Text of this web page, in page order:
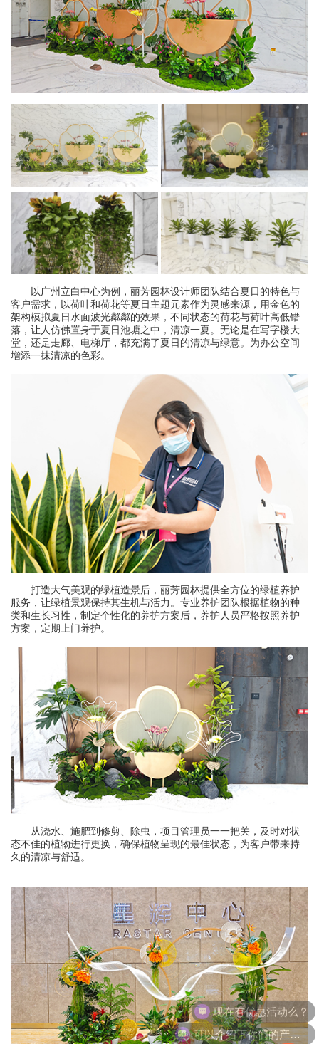
以广州立白中心为例，丽芳园林设计师团队结合夏日的特色与
客户需求，以荷叶和荷花等夏日主题元素作为灵感来源，用金色的
架构模拟夏日水面波光粼粼的效果，不同状态的荷花与荷叶高低错
落，让人仿佛置身于夏日池塘之中，清凉一夏。无论是在写字楼大
堂，还是走廊、电梯厅，都充满了夏日的清凉与绿意。为办公空间
增添一抹清凉的色彩。
打造大气美观的绿植造景后，丽芳园林提供全方位的绿植养护
服务，让绿植景观保持其生机与活力。专业养护团队根据植物的种
类和生长习性，制定个性化的养护方案后，养护人员严格按照养护
方案，定期上门养护。
从浇水、施肥到修剪、除虫，项目管理员一一把关，及时对状
态不佳的植物进行更换，确保植物呈现的最佳状态，为客户带来持
久的清凉与舒适。
可以介绍下你们的产品么？